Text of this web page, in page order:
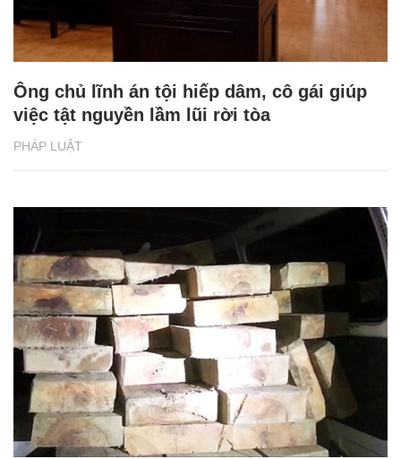
PHÁP LUẬT
Ông chủ lĩnh án tội hiếp dâm, cô gái giúp
việc tật nguyền lầm lũi rời tòa